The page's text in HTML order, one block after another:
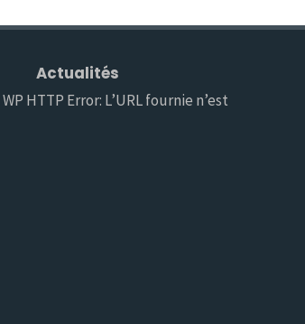
Actualités
WP HTTP Error: L’URL fournie n’est